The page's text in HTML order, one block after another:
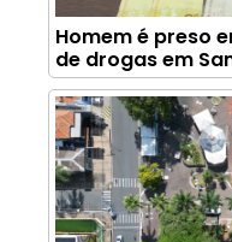
Homem é preso
de drogas em